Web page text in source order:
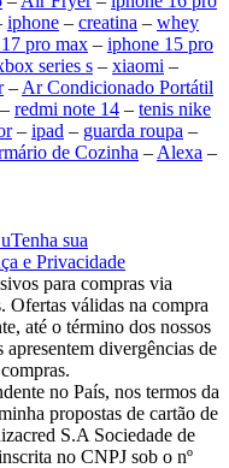
iphone – creatina – whey
pro max – iphone 15 pro
series s – xiaomi –
– Ar Condicionado Portátil
– redmi note 14 – tenis nike
– ipad – guarda roupa –
de Cozinha – Alexa –
Tenha sua
e Privacidade
para compras via
Ofertas válidas na compra
até o término dos nossos
apresentem divergências de
no País, nos termos da
propostas de cartão de
S.A Sociedade de
no CNPJ sob o nº